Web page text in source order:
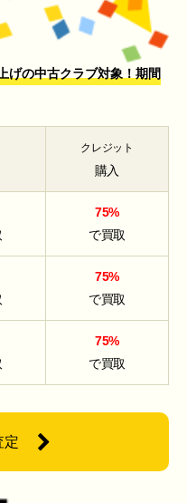
げの中古クラブ対象！期間
クレジット
購入
75%
で買取
75%
で買取
75%
で買取
定